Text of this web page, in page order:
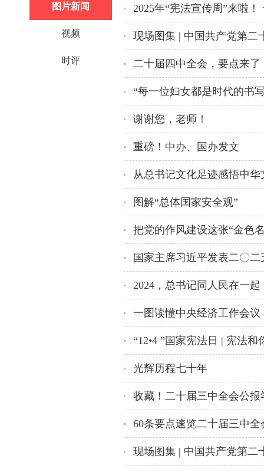
图片新闻
视频
时评 二十届四中全会，要点来了
谢谢您，老师！
重磅！中办、国办发文
从总书记文化足迹感悟中
图解“总体国家安全观”
把党的作风建设这张“金色
国家主席习近平发表二〇
2024，总书记同人民在一
一图读懂中央经济工作会
“12•4 ”国家宪法日 | 宪法
光辉历程七十年
收藏！二十届三中全会公报
60条要点速览二十届三中全